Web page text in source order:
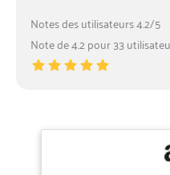
Notes des utilisateurs 4.2/5
Note de 4.2 pour 33